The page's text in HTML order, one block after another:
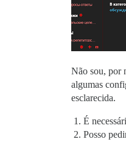
Não sou, por
algumas
esclarecida.
É
Posso